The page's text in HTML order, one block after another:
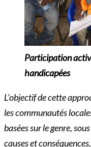
Participation
handicapées
L’objectif de cette
les communautés
basées sur le genre,
causes et